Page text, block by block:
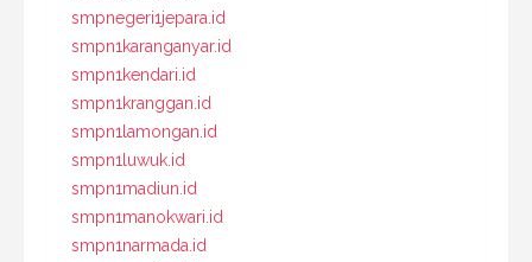
smpnegeri1jepara.id
smpn1karanganyar.id
smpn1kendari.id
smpn1kranggan.id
smpn1lamongan.id
smpn1luwuk.id
smpn1madiun.id
smpn1manokwari.id
smpn1narmada.id